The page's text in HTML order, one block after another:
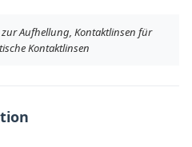
Aufhellung, Kontaktlinsen für
Kontaktlinsen